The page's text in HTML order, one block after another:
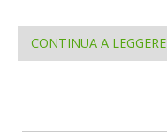
CONTINUA A LEGGERE